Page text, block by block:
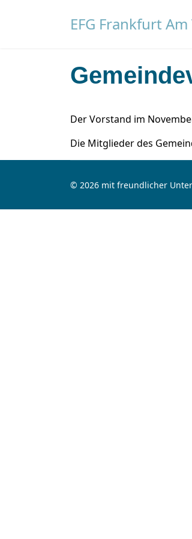
EFG Frankfurt
Der Vorstand im
Die Mitglieder des
© 2026 mit freundlicher